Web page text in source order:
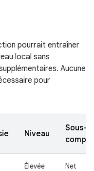
pourrait entraîner
local sans
Aucune
pour
Niveau
Sous-
Élevée Net